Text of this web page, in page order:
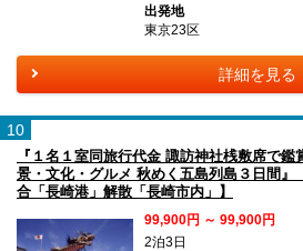
出発地
東京23区
詳細を見る
10
『１名１室同旅行代金 諏訪神社桟敷席で
景・文化・グルメ 秋めく五島列島３日間』
合「長崎港」解散「長崎市内」】
99,900円 ～ 99,900円
2泊3日